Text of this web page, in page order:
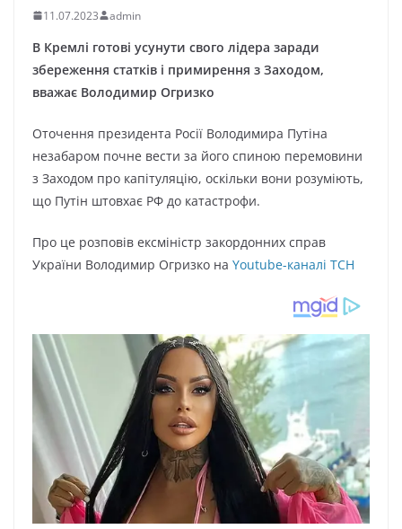
11.07.2023 admin
В Кремлі готові усунути свого лідера заради
збереження статків і примирення з Заходом,
вважає Володимир Огризко
Оточення президента Росії Володимира Путіна
незабаром почне вести за його спиною перемовини
з Заходом про капітуляцію, оскільки вони розуміють,
що Путін штовхає РФ до катастрофи.
Про це розповів ексміністр закордонних справ
України Володимир Огризко на Youtube-каналі ТСН